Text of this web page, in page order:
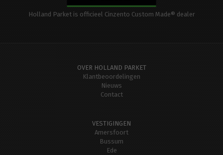
Holland Parket is officieel Cinzento Custom Made® dealer
OVER HOLLAND PARKET
Klantbeoordelingen
Nieuws
Contact
VESTIGINGEN
Amersfoort
Bussum
Ede